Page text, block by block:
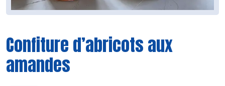
Confiture d’abricots aux
amandes